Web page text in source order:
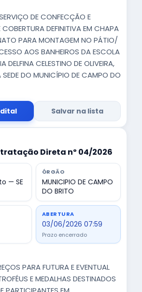
DE CONFECÇÃO E
DEFINITIVA EM CHAPA
PARA MONTAGEM NO PÁTIO/
AOS BANHEIROS DA ESCOLA
DELFINA CELESTINO DE OLIVEIRA,
DO MUNICÍPIO DE CAMPO DO
Salvar na lista
Direta nº 04/2026
— SE
ÓRGÃO
MUNICIPIO DE CAMPO
DO BRITO
ABERTURA
03/06/2026 07:59
Prazo encerrado
PARA FUTURA E EVENTUAL
E MEDALHAS DESTINADOS